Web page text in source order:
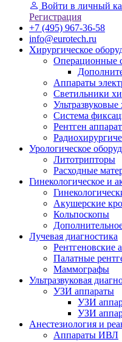
Войти в личный
Регистрация
+7 (495) 967-36-58
info@eurotech.ru
Хирургическое
Операционные
Аппараты
Светильники
Система
Рентген
Урологическое
Литотрипторы
Расходные
Гинекологическое и
Акушерские
Кольпоскопы
Лучевая диагностика
Рентгеновские
Палатные
Маммографы
Ультразвуковая
УЗИ аппараты
УЗИ
УЗИ
Анестезиология и
Аппараты ИВЛ